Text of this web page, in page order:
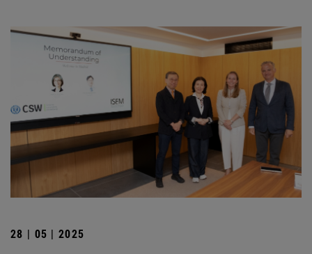
28 | 05 | 2025